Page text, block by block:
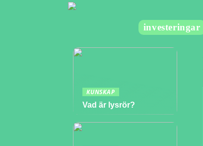
investeringar
KUNSKAP
Vad är lysrör?